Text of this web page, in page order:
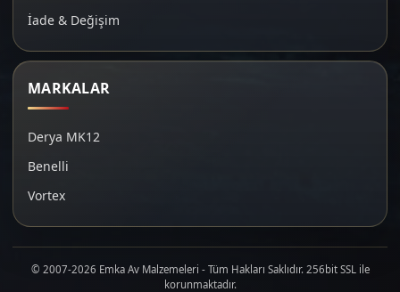
İade & Değişim
MARKALAR
Derya MK12
Benelli
Vortex
© 2007-2026 Emka Av Malzemeleri - Tüm Hakları Saklıdır. 256bit SSL ile
korunmaktadır.